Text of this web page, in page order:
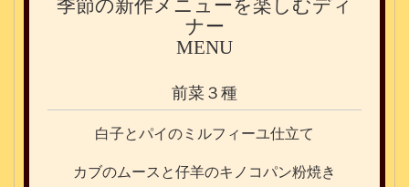
季節の新作メニューを楽しむディ
ナー
MENU
前菜３種
白子とパイのミルフィーユ仕立て
カブのムースと仔羊のキノコパン粉焼き